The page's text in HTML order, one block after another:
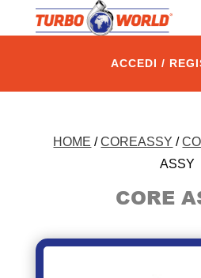
ACCEDI /
HOME /COREASSY /
ASSY
CORE